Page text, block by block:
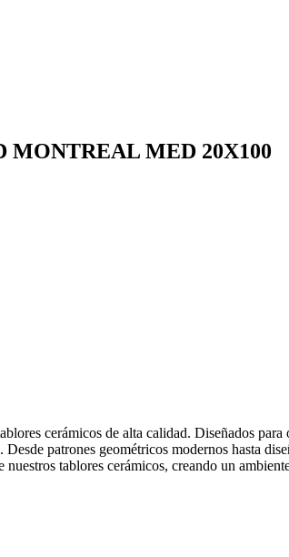
MED 20X100
cerámicos de alta calidad. Diseñados
Desde patrones geométricos modernos hasta
nuestros tablores cerámicos, creando un